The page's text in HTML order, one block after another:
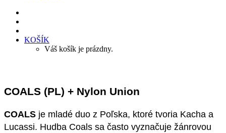
KOŠÍK
Váš košík je prázdny.
COALS (PL) + Nylon Union
COALS je mladé duo z Poľska, ktoré tvoria Kacha a
Lucassi. Hudba Coals sa často vyznačuje žánrovou